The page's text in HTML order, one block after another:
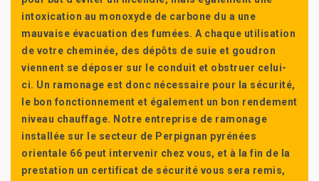
intoxication au monoxyde de carbone du a une
mauvaise évacuation des fumées. A chaque utilisation
de votre cheminée, des dépôts de suie et goudron
viennent se déposer sur le conduit et obstruer celui-
ci. Un ramonage est donc nécessaire pour la sécurité,
le bon fonctionnement et également un bon rendement
niveau chauffage. Notre entreprise de ramonage
installée sur le secteur de Perpignan pyrénées
orientale 66 peut intervenir chez vous, et à la fin de la
prestation un certificat de sécurité vous sera remis,